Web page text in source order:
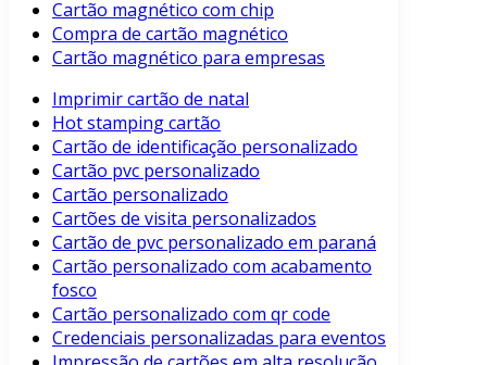
Cartão magnético com chip
Compra de cartão magnético
Cartão magnético para empresas
Imprimir cartão de natal
Hot stamping cartão
Cartão de identificação personalizado
Cartão pvc personalizado
Cartão personalizado
Cartões de visita personalizados
Cartão de pvc personalizado em paraná
Cartão personalizado com acabamento
fosco
Cartão personalizado com qr code
Credenciais personalizadas para eventos